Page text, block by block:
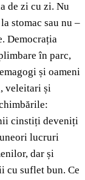
de zi cu zi. Nu
stomac sau nu –
Democrația
în parc,
și oameni
veleitari și
cinstiți deveniți
lucruri
dar și
cu suflet bun. Ce